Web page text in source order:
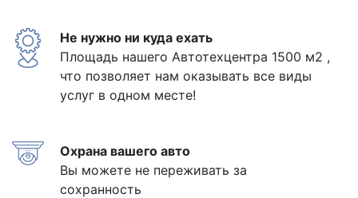
Не нужно ни куда ехать
Площадь нашего Автотехцентра 1500 м2 ,
что позволяет нам оказывать все виды
услуг в одном месте!
Охрана вашего авто
Вы можете не переживать за
сохранность